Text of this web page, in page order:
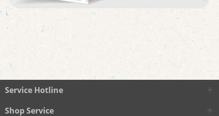
Service Hotline
Shop Service